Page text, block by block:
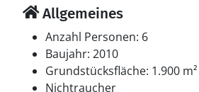
Allgemeines
Anzahl Personen: 6
Baujahr: 2010
Grundstücksfläche: 1.900 m²
Nichtraucher